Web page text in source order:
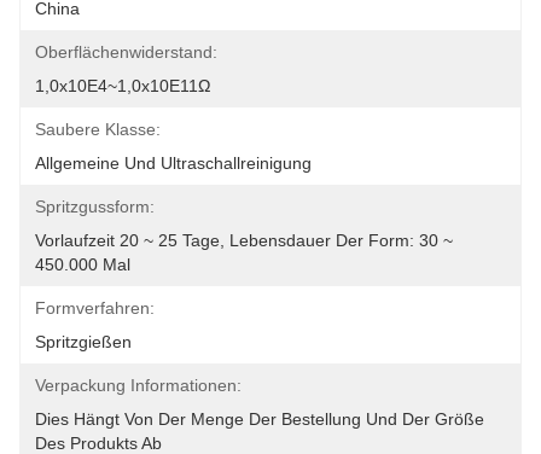
China
Oberflächenwiderstand:
1,0x10E4~1,0x10E11Ω
Saubere Klasse:
Allgemeine Und Ultraschallreinigung
Spritzgussform:
Vorlaufzeit 20 ~ 25 Tage, Lebensdauer Der Form: 30 ~
450.000 Mal
Formverfahren:
Spritzgießen
Verpackung Informationen:
Dies Hängt Von Der Menge Der Bestellung Und Der Größe
Des Produkts Ab